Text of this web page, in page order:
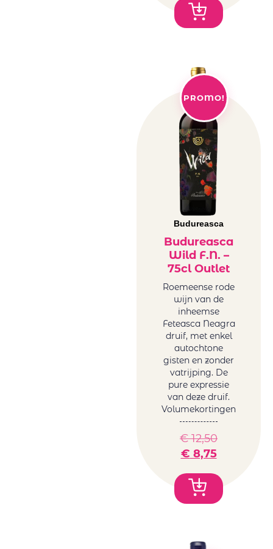
PROMO!
Budureasca
Budureasca
Wild F.N. –
75cl Outlet
Roemeense rode
wijn van de
inheemse
Feteasca Neagra
druif, met enkel
autochtone
gisten en zonder
vatrijping. De
pure expressie
van deze druif.
Volumekortingen
€12,50
€ 8,75